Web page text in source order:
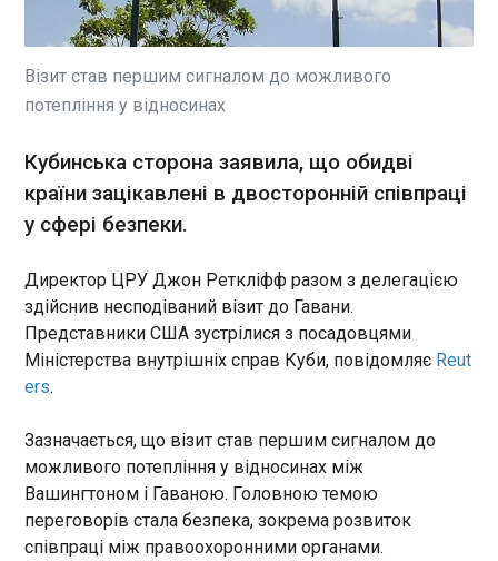
році. Максимальний розмір допомоги
становитиме 3100 гривень, мінімальний - 450
гривень. Про це йдеться на урядовому порталі.
Трамп записав собі у досягнення "військове
знищення Ірану"
05:26:54
Президент США Дональд
Трамп під час візиту до
Китаю пояснив у власній
соціальній мережі Truth Social
, чому під час діалогу з ним
назвав Сполучені Штати
"нацією, яка занепадає".
ЧИТАТЬ
TikTok заблокував мережу
пропагандистських акаунтів РФ у Чехії
04:54:04
Адміністрація TikTok заблокувала мережу
Візит став першим сигналом до можливого
потепління у відносинах
Кубинська сторона заявила, що обидві
країни зацікавлені в двосторонній співпраці
у сфері безпеки.
Директор ЦРУ Джон Реткліфф разом з делегацією
здійснив несподіваний візит до Гавани.
Представники США зустрілися з посадовцями
Міністерства внутрішніх справ Куби, повідомляє Reut
ers.
Зазначається, що візит став першим сигналом до
можливого потепління у відносинах між
Вашингтоном і Гаваною. Головною темою
переговорів стала безпека, зокрема розвиток
співпраці між правоохоронними органами.